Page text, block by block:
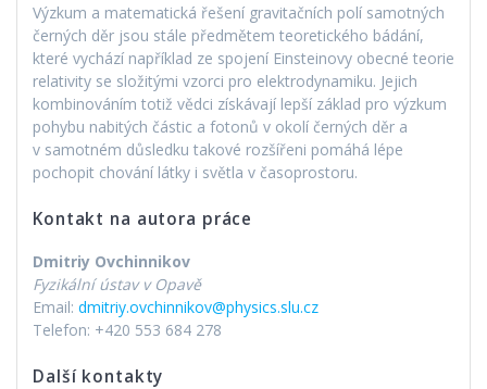
Výzkum a matematická řešení gravitačních polí samotných
černých děr jsou stále předmětem teoretického bádání,
které vychází například ze spojení Einsteinovy obecné teorie
relativity se složitými vzorci pro elektrodynamiku. Jejich
kombinováním totiž vědci získávají lepší základ pro výzkum
pohybu nabitých částic a fotonů v okolí černých děr a
v samotném důsledku takové rozšířeni pomáhá lépe
pochopit chování látky i světla v časoprostoru.
Kontakt na autora práce
Dmitriy Ovchinnikov
Fyzikální ústav v Opavě
Email: dmitriy.ovchinnikov@physics.slu.cz
Telefon: +420 553 684 278
Další kontakty